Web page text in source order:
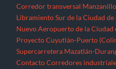
Corredor transversal
Libramiento Sur de la Ciudad
Nuevo Aeropuerto de la Ciudad
Proyecto Cuyutlán-Puerto
Supercarretera Mazatlán-
Contacto Corredores